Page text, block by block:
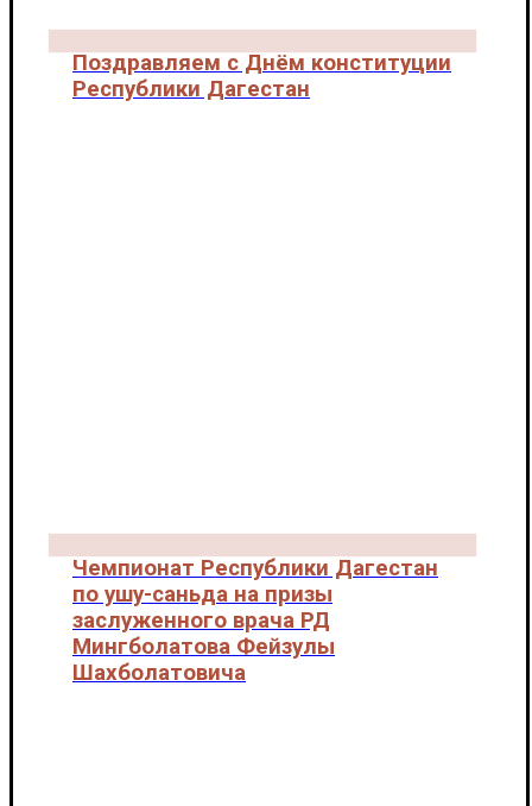
Поздравляем с Днём конституции
Республики Дагестан
Чемпионат Республики Дагестан
по ушу-саньда на призы
заслуженного врача РД
Мингболатова Фейзулы
Шахболатовича